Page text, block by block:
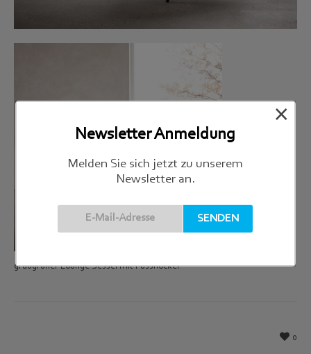
graugrüner Lounge Sessel mit Fusshocker
0
Newsletter Anmeldung
Melden Sie sich jetzt zu unserem
Newsletter an.
×